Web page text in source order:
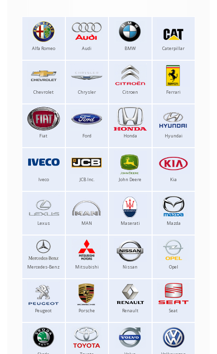
Alfa Romeo Audi BMW Caterpillar
Chevrolet Chrysler Citroen Ferrari
Fiat Ford Honda Hyundai
Iveco JCB Inc. John Deere Kia
Lexus MAN Maserati Mazda
Mercedes-Benz Mitsubishi Nissan Opel
Peugeot Porsche Renault Seat